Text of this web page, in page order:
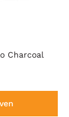
Charcoal